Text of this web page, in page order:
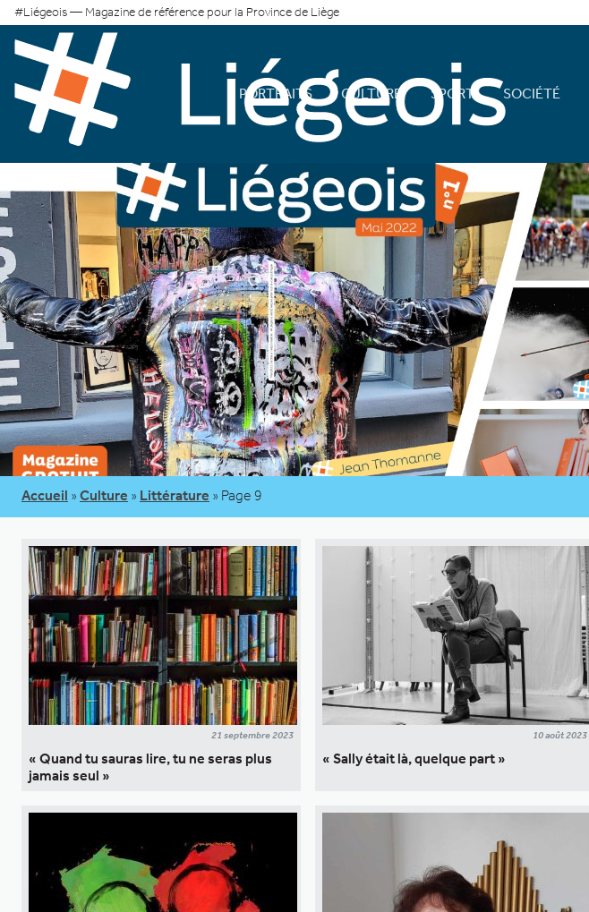
#Liégeois — Magazine de référence pour la Province de Liège
PORTRAITS CULTURE SPORT SOCIÉTÉ
Accueil » Culture » Littérature » Page 9
21 septembre 2023
« Quand tu sauras lire, tu ne seras plus
jamais seul »
10 août 2023
« Sally était là, quelque part »